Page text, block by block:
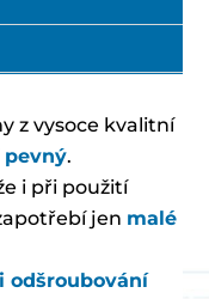
z vysoce kvalitní
pevný.
i při použití
jen malé
odšroubování